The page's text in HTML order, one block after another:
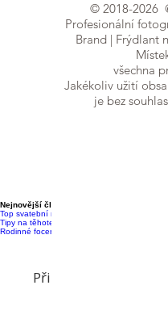
© 2018-2026
Profesionální
Brand | Frýdlant
všechna
Jakékoliv užití
je bez
Nejnovější články
Top svatební místa v Moravskoslezském kraji
Tipy na těhotenské focení v přírodě
Rodinné focení s dětmi: Jak na to?
Přihlaste se k